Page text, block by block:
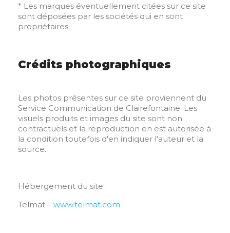
* Les marques éventuellement citées sur ce site
sont déposées par les sociétés qui en sont
propriétaires.
Crédits photographiques
Les photos présentes sur ce site proviennent du
Service Communication de Clairefontaine. Les
visuels produits et images du site sont non
contractuels et la reproduction en est autorisée à
la condition toutefois d'en indiquer l'auteur et la
source.
Hébergement du site :
Telmat – www.telmat.com